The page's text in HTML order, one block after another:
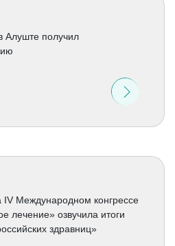
Алуште получил
IV Международном конгрессе
лечение» озвучила итоги
здравниц»